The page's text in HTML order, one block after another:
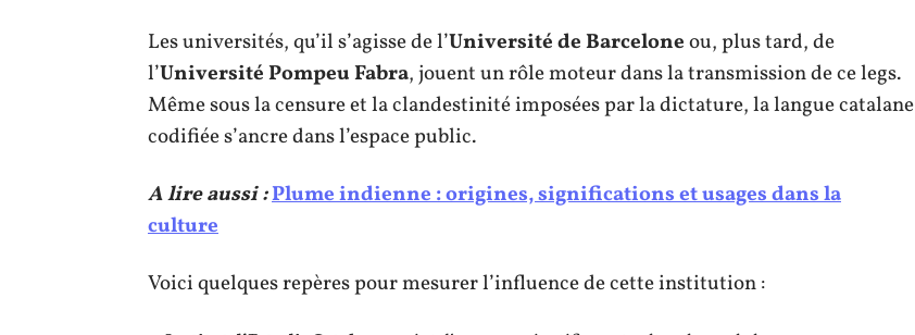
Les universités, qu’il s’agisse de l’Université de Barceloneou, plus tard, de
l’Université Pompeu Fabra, jouent un rôle moteur dans la transmission de ce legs.
Même sous la censure et la clandestinité imposées par la dictature, la langue catalane
codifiée s’ancre dans l’espace public.
A lire aussi :Plume indienne : origines, significations et usages dans la
culture
Voici quelques repères pour mesurer l’influence de cette institution :